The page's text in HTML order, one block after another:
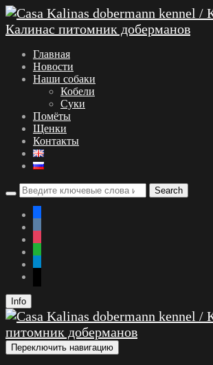
Главная
Новости
Наши собаки
Кобели
Суки
Помёты
Щенки
Контакты
Info
Переключить навигацию